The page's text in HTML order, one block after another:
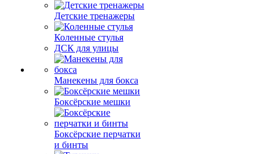
Детские тренажеры
Коленные стулья
ДСК для улицы
Манекены для бокса
Боксёрские мешки
Боксёрские перчатки
и бинты